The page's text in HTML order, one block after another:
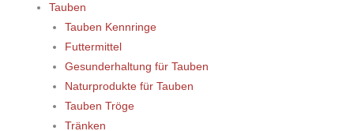
Tauben
Tauben Kennringe
Futtermittel
Gesunderhaltung für Tauben
Naturprodukte für Tauben
Tauben Tröge
Tränken